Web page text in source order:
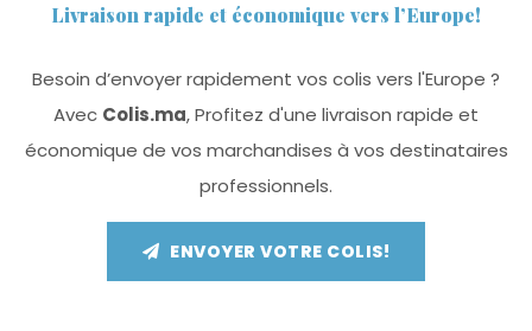
Livraison rapide et économique vers l’Europe!
Besoin d’envoyer rapidement vos colis vers l'Europe ?
Avec Colis.ma, Profitez d'une livraison rapide et
économique de vos marchandises à vos destinataires
professionnels.
ENVOYER VOTRE COLIS!